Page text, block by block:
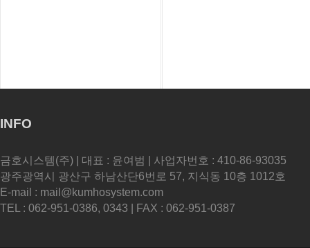
INFO
금호시스템(주) | 대표 : 윤여범 | 사업자번호 : 410-86-93035
광주광역시 광산구 하남산단6번로 57, 지식동 10층 1012호
E-mail : mail@kumhosystem.com
TEL : 062-951-0386, 0343 | FAX : 062-951-0387